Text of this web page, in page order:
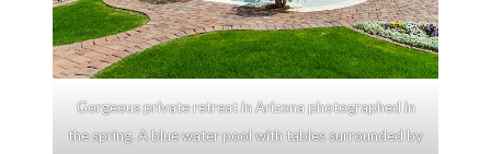
Gorgeous private retreat in Arizona photographed in
the spring. A blue water pool with tables surrounded by